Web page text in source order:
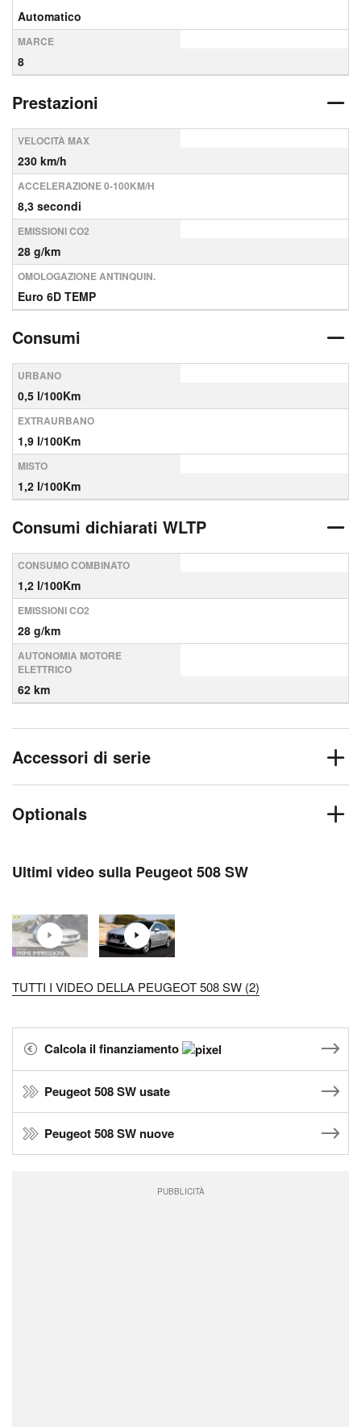
Automatico
MARCE
8
Prestazioni
VELOCITÀ MAX
230 km/h
ACCELERAZIONE 0-100KM/H
8,3 secondi
EMISSIONI CO2
28 g/km
OMOLOGAZIONE ANTINQUIN.
Euro 6D TEMP
Consumi
URBANO
0,5 l/100Km
EXTRAURBANO
1,9 l/100Km
MISTO
1,2 l/100Km
Consumi dichiarati WLTP
CONSUMO COMBINATO
1,2 l/100Km
EMISSIONI CO2
28 g/km
AUTONOMIA MOTORE
ELETTRICO
62 km
Accessori di serie
Optionals
Ultimi video sulla Peugeot 508 SW
TUTTI I VIDEO DELLA PEUGEOT 508 SW (2)
Calcola il finanziamento
Peugeot 508 SW usate
Peugeot 508 SW nuove
PUBBLICITÀ